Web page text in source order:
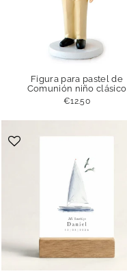
Figura para pastel de
Comunión niño clásico
€12.50